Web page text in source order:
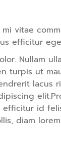
vitae
efficitur
Nullam
turpis ut
lacus
efficitur id
diam